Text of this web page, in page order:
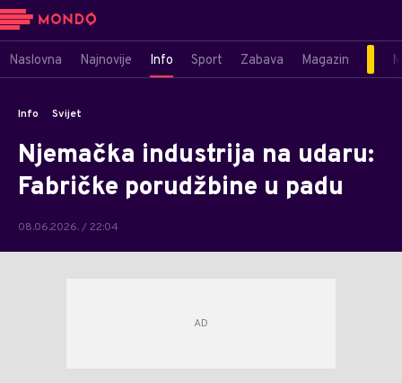
Naslovna Najnovije Info Sport Zabava Magazin
Info Svijet
Njemačka industrija na udaru:
Fabričke porudžbine u padu
08.06.2026. / 22:04